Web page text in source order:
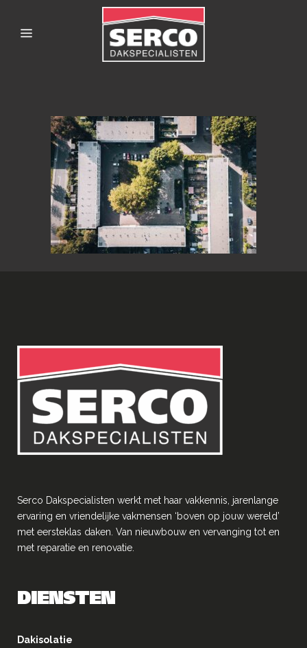
Serco Dakspecialisten werkt met haar vakkennis, jarenlange
ervaring en vriendelĳke vakmensen ‘boven op jouw wereld’
met eersteklas daken. Van nieuwbouw en vervanging tot en
met reparatie en renovatie.
DIENSTEN
Dakisolatie